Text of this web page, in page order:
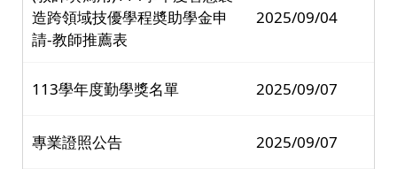
造跨領域技優學程奬助學金申
請-教師推薦表
2025/09/04
113學年度勤學獎名單 2025/09/07
專業證照公告 2025/09/07